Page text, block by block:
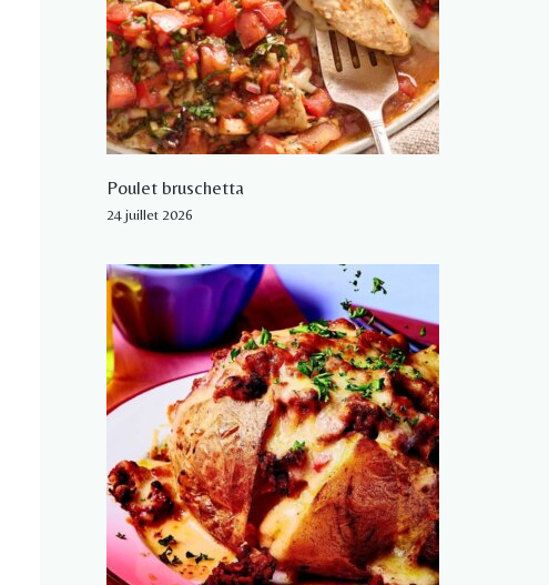
Poulet bruschetta
24 juillet 2026